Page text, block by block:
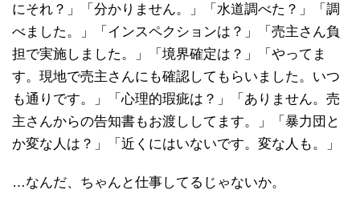
にそれ？」「分かりません。」「水道調べた？」「調
べました。」「インスペクションは？」「売主さん負
担で実施しました。」「境界確定は？」「やってま
す。現地で売主さんにも確認してもらいました。いつ
も通りです。」「心理的瑕疵は？」「ありません。売
主さんからの告知書もお渡ししてます。」「暴力団と
か変な人は？」「近くにはいないです。変な人も。」
…なんだ、ちゃんと仕事してるじゃないか。